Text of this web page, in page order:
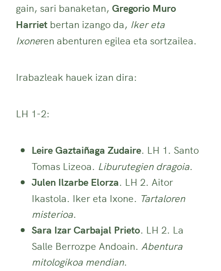
gain, sari banaketan, Gregorio Muro
Harriet bertan izango da, Iker eta
Ixoneren abenturen egilea eta sortzailea.
Irabazleak hauek izan dira:
LH 1-2:
Leire Gaztaiñaga Zudaire. LH 1. Santo
Tomas Lizeoa. Liburutegien dragoia.
Julen Ilzarbe Elorza. LH 2. Aitor
Ikastola. Iker eta Ixone. Tartaloren
misterioa.
Sara Izar Carbajal Prieto. LH 2. La
Salle Berrozpe Andoain. Abentura
mitologikoa mendian.